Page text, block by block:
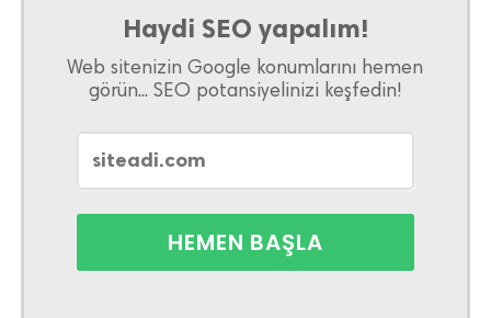
Haydi SEO yapalım!
Web sitenizin Google konumlarını hemen
görün... SEO potansiyelinizi keşfedin!